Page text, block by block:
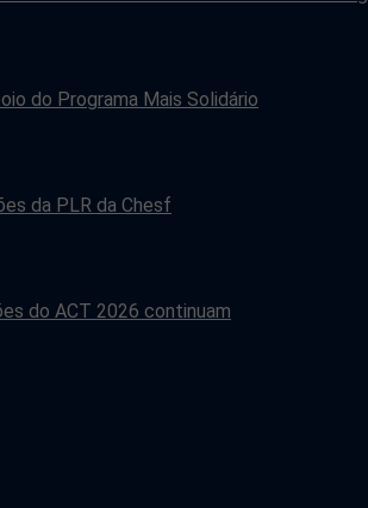
do Programa Mais Solidário
da PLR da Chesf
do ACT 2026 continuam